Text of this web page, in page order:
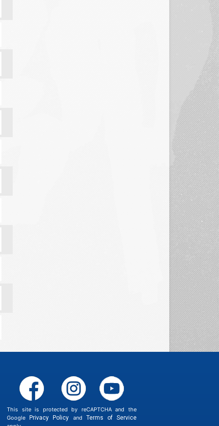
This site is protected by reCAPTCHA and the
Google
Privacy Policy and Terms of Service